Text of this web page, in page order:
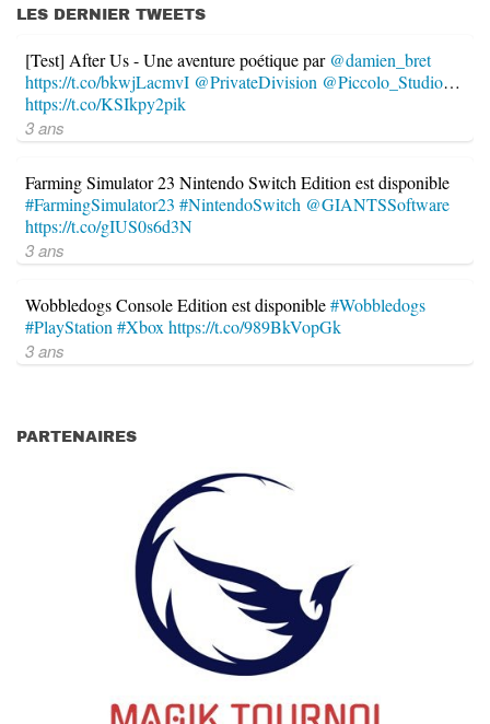
LES DERNIER TWEETS
[Test] After Us - Une aventure poétique par @damien_bret
https://t.co/bkwjLacmvI @PrivateDivision @Piccolo_Studio…
https://t.co/KSIkpy2pik
3 ans
Farming Simulator 23 Nintendo Switch Edition est disponible
#FarmingSimulator23 #NintendoSwitch @GIANTSSoftware
https://t.co/gIUS0s6d3N
3 ans
Wobbledogs Console Edition est disponible#Wobbledogs
#PlayStation #Xbox https://t.co/989BkVopGk
3 ans
PARTENAIRES